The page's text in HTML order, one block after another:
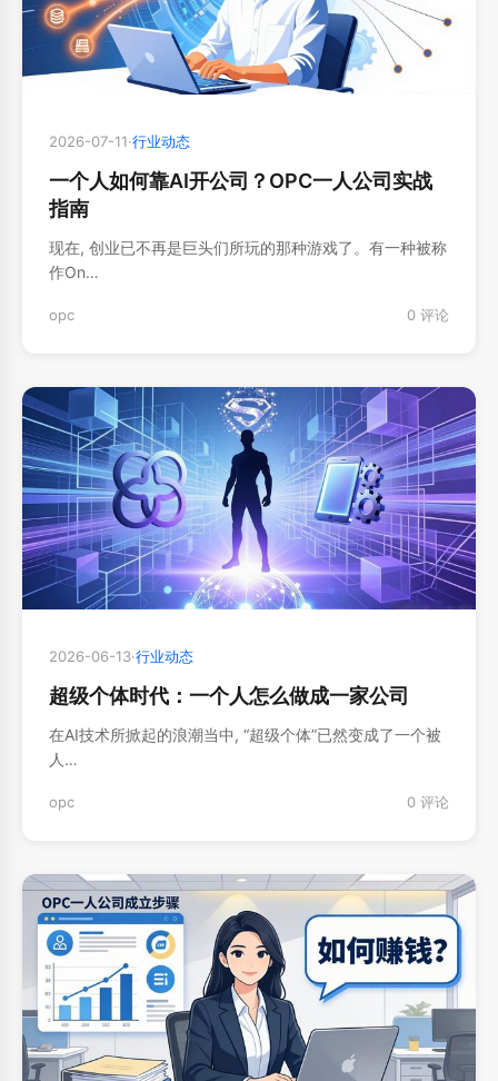
2026-07-11·行业动态
一个人如何靠AI开公司？OPC一人公司实战
指南
现在, 创业已不再是巨头们所玩的那种游戏了。有一种被称
作On…
opc 0 评论
2026-06-13·行业动态
超级个体时代：一个人怎么做成一家公司
在AI技术所掀起的浪潮当中, “超级个体”已然变成了一个被
人…
opc 0 评论